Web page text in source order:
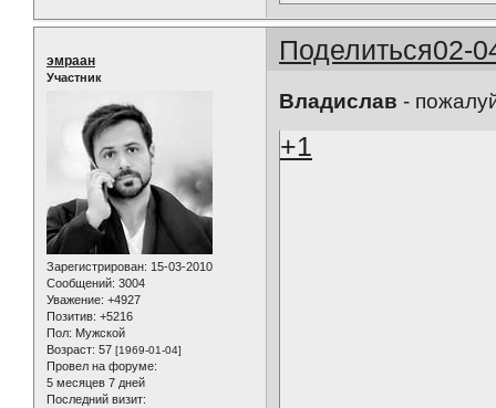
Поделиться02-
эмраан
Участник
Зарегистрирован: 15-03-2010
Сообщений: 3004
Уважение: +4927
Позитив: +5216
Пол: Мужской
Возраст: 57 [1969-01-04]
Провел на форуме:
5 месяцев 7 дней
Последний визит:
Владислав -
+1